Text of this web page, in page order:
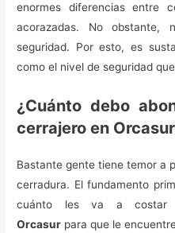
enormes diferencias entre
acorazadas. No obstante,
seguridad. Por esto, es
como el nivel de seguridad
¿Cuánto debo
cerrajero en
Bastante gente tiene temor a
cerradura. El fundamento
cuánto les va a
Orcasur para que le